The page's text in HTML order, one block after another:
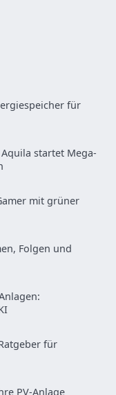
für
startet Mega-
mit grüner
Folgen und
für
PV-Anlage